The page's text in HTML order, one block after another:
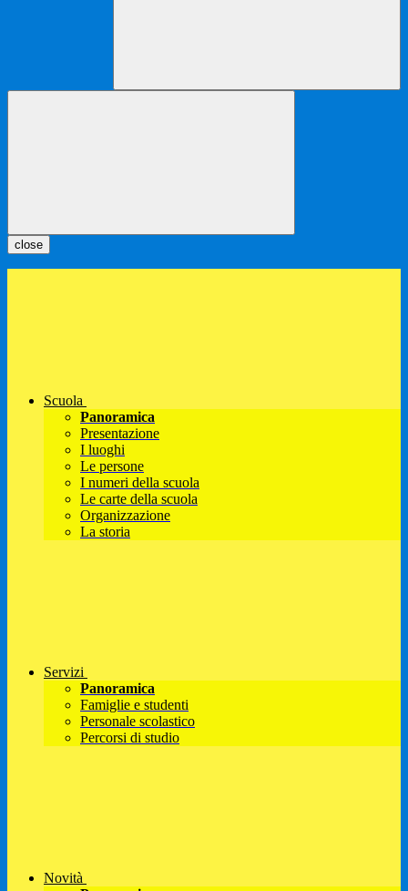
close
Scuola
Panoramica
Presentazione
I luoghi
Le persone
I numeri della scuola
Le carte della scuola
Organizzazione
La storia
Servizi
Panoramica
Famiglie e studenti
Personale scolastico
Percorsi di studio
Novità